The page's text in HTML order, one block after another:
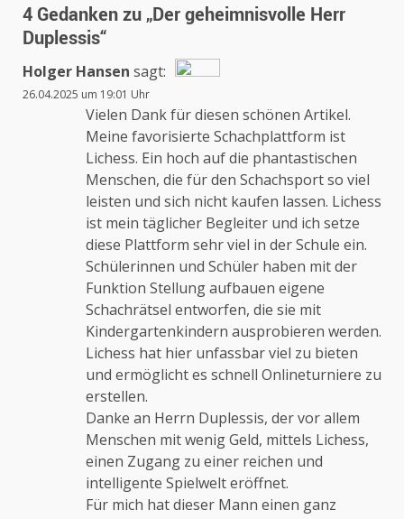
4 Gedanken zu „Der geheimnisvolle Herr
Duplessis“
Holger Hansen sagt:
Das „Echte-Person“-Abzeichen!
Anti-Spam von CleanTalk
26.04.2025 um 19:01 Uhr
Vielen Dank für diesen schönen Artikel.
Meine favorisierte Schachplattform ist
Lichess. Ein hoch auf die phantastischen
Menschen, die für den Schachsport so viel
leisten und sich nicht kaufen lassen. Lichess
ist mein täglicher Begleiter und ich setze
diese Plattform sehr viel in der Schule ein.
Schülerinnen und Schüler haben mit der
Funktion Stellung aufbauen eigene
Schachrätsel entworfen, die sie mit
Kindergartenkindern ausprobieren werden.
Lichess hat hier unfassbar viel zu bieten
und ermöglicht es schnell Onlineturniere zu
erstellen.
Danke an Herrn Duplessis, der vor allem
Menschen mit wenig Geld, mittels Lichess,
einen Zugang zu einer reichen und
intelligente Spielwelt eröffnet.
Für mich hat dieser Mann einen ganz